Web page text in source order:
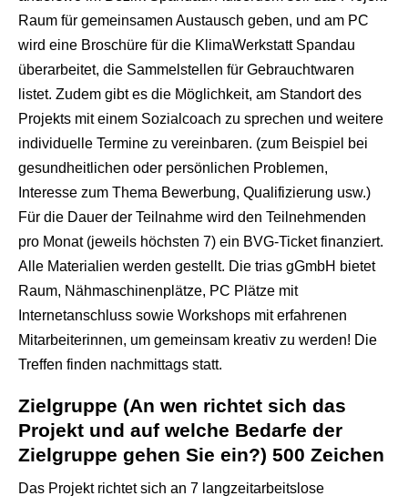
Raum für gemeinsamen Austausch geben, und am PC
wird eine Broschüre für die KlimaWerkstatt Spandau
überarbeitet, die Sammelstellen für Gebrauchtwaren
listet. Zudem gibt es die Möglichkeit, am Standort des
Projekts mit einem Sozialcoach zu sprechen und weitere
individuelle Termine zu vereinbaren. (zum Beispiel bei
gesundheitlichen oder persönlichen Problemen,
Interesse zum Thema Bewerbung, Qualifizierung usw.)
Für die Dauer der Teilnahme wird den Teilnehmenden
pro Monat (jeweils höchsten 7) ein BVG-Ticket finanziert.
Alle Materialien werden gestellt. Die trias gGmbH bietet
Raum, Nähmaschinenplätze, PC Plätze mit
Internetanschluss sowie Workshops mit erfahrenen
Mitarbeiterinnen, um gemeinsam kreativ zu werden! Die
Treffen finden nachmittags statt.
Zielgruppe (An wen richtet sich das
Projekt und auf welche Bedarfe der
Zielgruppe gehen Sie ein?) 500 Zeichen
Das Projekt richtet sich an 7 langzeitarbeitslose